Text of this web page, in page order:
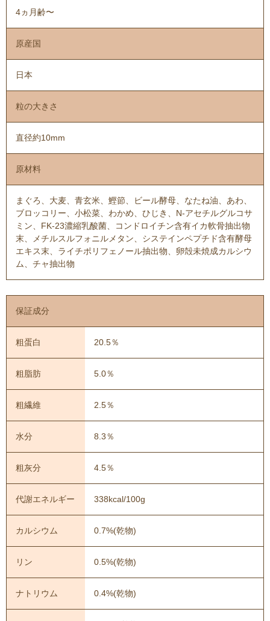
4ヵ月齢〜
原産国
日本
粒の大きさ
直径約10mm
原材料
まぐろ、大麦、青玄米、鰹節、ビール酵母、なたね油、あわ、
ブロッコリー、小松菜、わかめ、ひじき、N-アセチルグルコサ
ミン、FK-23濃縮乳酸菌、コンドロイチン含有イカ軟骨抽出物
末、メチルスルフォニルメタン、システインペプチド含有酵母
エキス末、ライチポリフェノール抽出物、卵殻未焼成カルシウ
ム、チャ抽出物
保証成分
粗蛋白 20.5％
粗脂肪 5.0％
粗繊維 2.5％
水分 8.3％
粗灰分 4.5％
代謝エネルギー 338kcal/100g
カルシウム 0.7%(乾物)
リン 0.5%(乾物)
ナトリウム 0.4%(乾物)